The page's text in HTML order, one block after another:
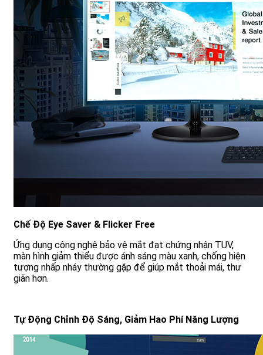
Chế Độ Eye Saver & Flicker Free
Ứng dụng công nghệ bảo vệ mắt đạt chứng nhận TUV,
màn hình giảm thiểu được ánh sáng màu xanh, chống hiện
tượng nhấp nháy thường gặp để giúp mắt thoải mái, thư
giãn hơn.
Tự Động Chỉnh Độ Sáng, Giảm Hao Phí Năng Lượng